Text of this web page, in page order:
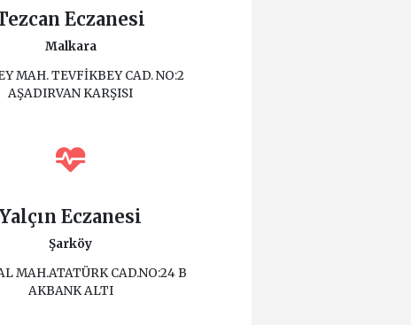
Eczanesi
Malkara
MAH. TEVFİKBEY CAD. NO:2
AŞADIRVAN KARŞISI
Yalçın Eczanesi
Şarköy
MAH.ATATÜRK CAD.NO:24 B
AKBANK ALTI